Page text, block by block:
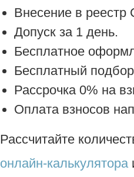
Внесение в
Допуск за 1 день.
Бесплатное
Бесплатный
Рассрочка 0% на
Оплата взносов
Рассчитайте
онлайн-калькулятора